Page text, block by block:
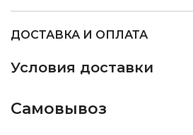
ДОСТАВКА И ОПЛАТА
Условия доставки
Самовывоз